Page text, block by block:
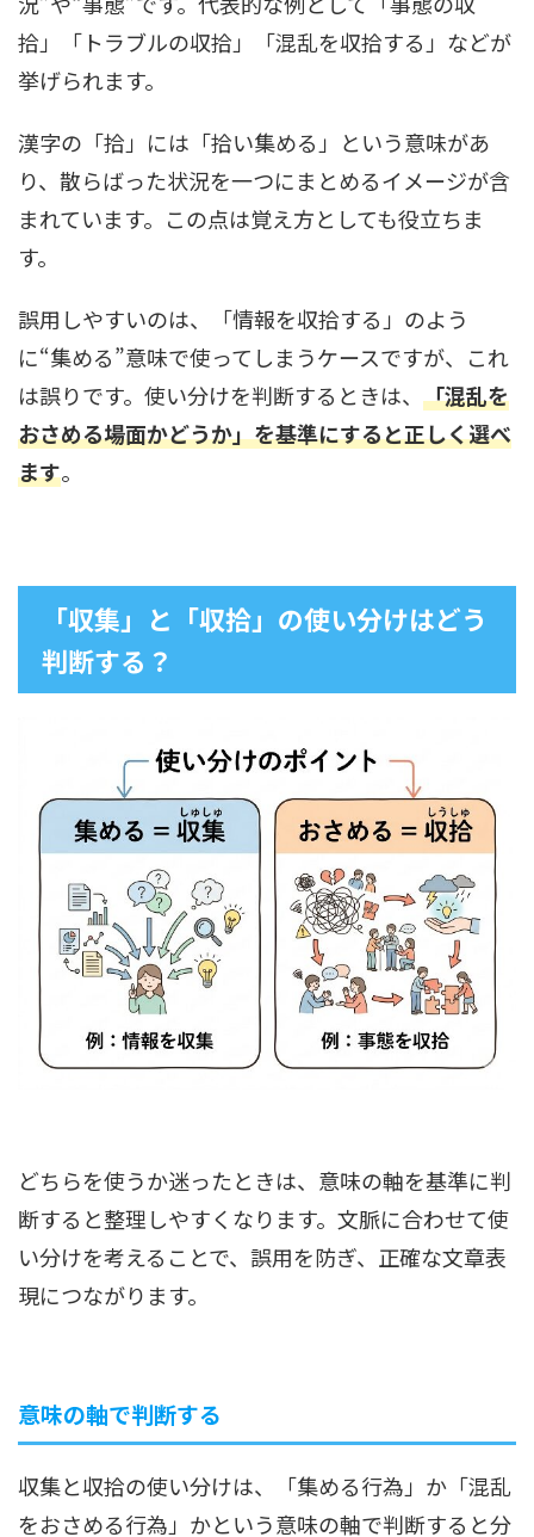
拾」「トラブルの収拾」「混乱を収拾する」などが
挙げられます。
漢字の「拾」には「拾い集める」という意味があ
り、散らばった状況を一つにまとめるイメージが含
まれています。この点は覚え方としても役立ちま
す。
誤用しやすいのは、「情報を収拾する」のよう
に“集める”意味で使ってしまうケースですが、これ
は誤りです。使い分けを判断するときは、 「混乱を
おさめる場面かどうか」を基準にすると正しく選べ
ます。
「収集」と「収拾」の使い分けはどう
判断する？
どちらを使うか迷ったときは、意味の軸を基準に判
断すると整理しやすくなります。文脈に合わせて使
い分けを考えることで、誤用を防ぎ、正確な文章表
現につながります。
意味の軸で判断する
収集と収拾の使い分けは、「集める行為」か「混乱
をおさめる行為」かという意味の軸で判断すると分